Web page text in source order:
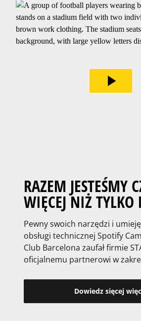
play_arrow
RAZEM JESTEŚMY
WIĘCEJ NIŻ TYLKO
Pewny swoich narzędzi i
obsługi technicznej Spotify
Club Barcelona zaufał firmie
oficjalnemu partnerowi w
Dowiedz sięcej